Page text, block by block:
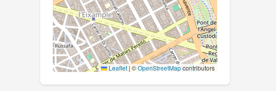
Leaflet | ©OpenStreetMapcontributors